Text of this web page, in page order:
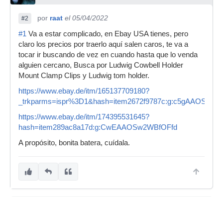
#2 por raat el 05/04/2022
#1 Va a estar complicado, en Ebay USA tienes, pero
claro los precios por traerlo aquí salen caros, te va a
tocar ir buscando de vez en cuando hasta que lo venda
alguien cercano, Busca por Ludwig Cowbell Holder
Mount Clamp Clips y Ludwig tom holder.
https://www.ebay.de/itm/165137709180?
https://www.ebay.de/itm/174395531645?
hash=item289ac8a17d:g:CwEAAOSw2WBfOFfd
A propósito, bonita batera, cuídala.